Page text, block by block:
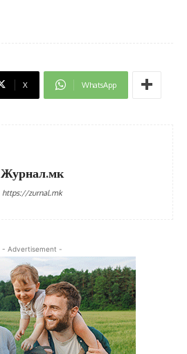
X WhatsApp
Журнал.мк
https://zurnal.mk
- Advertisement -